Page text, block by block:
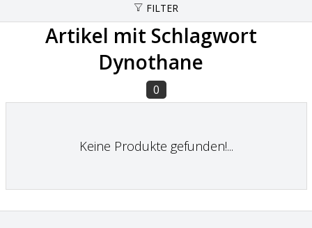
FILTER
Artikel mit Schlagwort
Dynothane
0
Keine Produkte gefunden!...